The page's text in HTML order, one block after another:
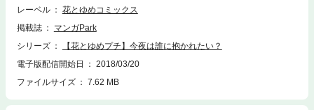
レーベル
花とゆめコミックス
掲載誌
マンガPark
シリーズ
【花とゆめプチ】今夜は誰に抱かれたい？
電子版配信開始日
2018/03/20
ファイルサイズ
7.62 MB